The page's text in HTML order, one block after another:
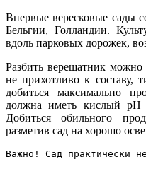
Впервые вересковые сады
Бельгии, Голландии.
вдоль парковых дорожек,
Разбить верещатник
не прихотливо к составу,
добиться максимально
должна иметь кислый рН
Добиться обильного
разметив сад на хорошо
Важно! Сад практически